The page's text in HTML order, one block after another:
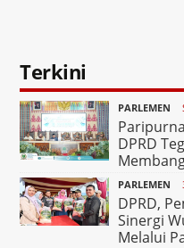
Terkini
PARLEMEN
DPRD
PARLEMEN
DPRD,
Sinergi
Melalui